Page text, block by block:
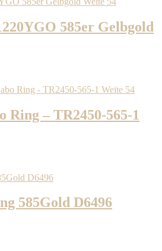
585er Gelbgold
Ring – TR2450-565-1
585Gold D6496